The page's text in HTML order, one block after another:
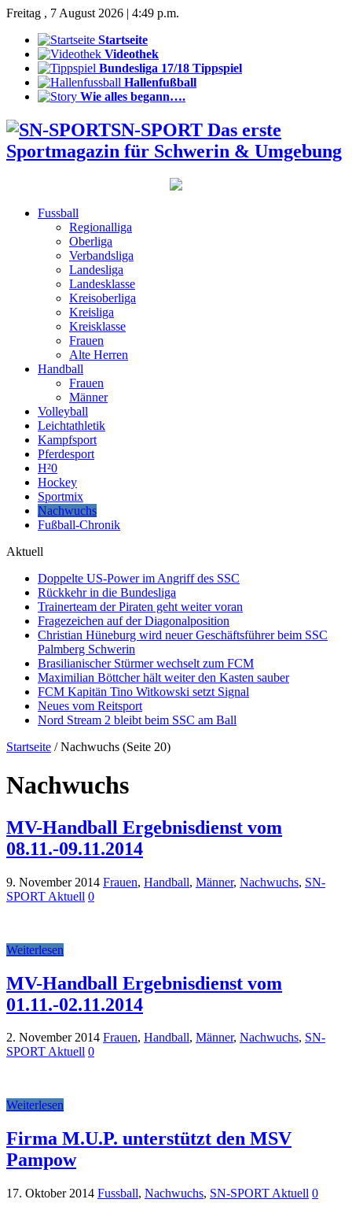
Freitag , 7 August 2026 | 4:49 p.m.
Startseite
Videothek
Bundesliga 17/18 Tippspiel
Hallenfußball
Wie alles begann….
SN-SPORT Das erste
Sportmagazin für Schwerin & Umgebung
Fussball
Regionalliga
Oberliga
Verbandsliga
Landesliga
Landesklasse
Kreisoberliga
Kreisliga
Kreisklasse
Frauen
Alte Herren
Handball
Frauen
Männer
Volleyball
Leichtathletik
Kampfsport
Pferdesport
H²0
Hockey
Sportmix
Nachwuchs
Fußball-Chronik
Aktuell
Doppelte US-Power im Angriff des SSC
Rückkehr in die Bundesliga
Trainerteam der Piraten geht weiter voran
Fragezeichen auf der Diagonalposition
Christian Hüneburg wird neuer Geschäftsführer beim SSC
Palmberg Schwerin
Brasilianischer Stürmer wechselt zum FCM
Maximilian Böttcher hält weiter den Kasten sauber
FCM Kapitän Tino Witkowski setzt Signal
Neues vom Reitsport
Nord Stream 2 bleibt beim SSC am Ball
Startseite / Nachwuchs (Seite 20)
Nachwuchs
MV-Handball Ergebnisdienst vom
08.11.-09.11.2014
9. November 2014 Frauen, Handball, Männer, Nachwuchs, SN-
SPORT Aktuell 0
Weiterlesen
MV-Handball Ergebnisdienst vom
01.11.-02.11.2014
2. November 2014 Frauen, Handball, Männer, Nachwuchs, SN-
SPORT Aktuell 0
Weiterlesen
Firma M.U.P. unterstützt den MSV
Pampow
17. Oktober 2014 Fussball, Nachwuchs, SN-SPORT Aktuell 0